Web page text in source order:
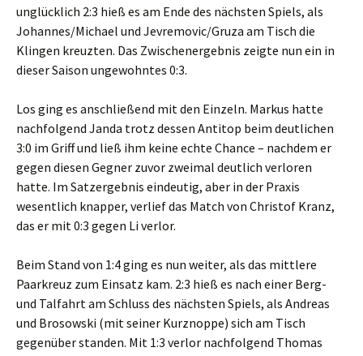
unglücklich 2:3 hieß es am Ende des nächsten Spiels, als
Johannes/Michael und Jevremovic/Gruza am Tisch die
Klingen kreuzten. Das Zwischenergebnis zeigte nun ein in
dieser Saison ungewohntes 0:3.
Los ging es anschließend mit den Einzeln. Markus hatte
nachfolgend Janda trotz dessen Antitop beim deutlichen
3:0 im Griff und ließ ihm keine echte Chance – nachdem er
gegen diesen Gegner zuvor zweimal deutlich verloren
hatte. Im Satzergebnis eindeutig, aber in der Praxis
wesentlich knapper, verlief das Match von Christof Kranz,
das er mit 0:3 gegen Li verlor.
Beim Stand von 1:4 ging es nun weiter, als das mittlere
Paarkreuz zum Einsatz kam. 2:3 hieß es nach einer Berg-
und Talfahrt am Schluss des nächsten Spiels, als Andreas
und Brosowski (mit seiner Kurznoppe) sich am Tisch
gegenüber standen. Mit 1:3 verlor nachfolgend Thomas